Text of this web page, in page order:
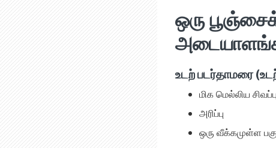
ஒரு
உடற் படர்தாமரை
மிக மெல்லிய
அரிப்பு
ஒரு வீக்கமுள்ள